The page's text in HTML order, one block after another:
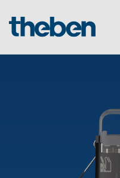
Energy Manager